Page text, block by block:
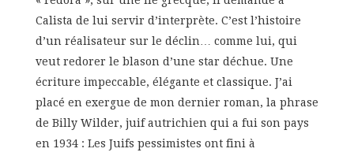
Calista de lui servir d’interprète. C’est l’histoire
d’un réalisateur sur le déclin… comme lui, qui
veut redorer le blason d’une star déchue. Une
écriture impeccable, élégante et classique. J’ai
placé en exergue de mon dernier roman, la phrase
de Billy Wilder, juif autrichien qui a fui son pays
en 1934 : Les Juifs pessimistes ont fini à